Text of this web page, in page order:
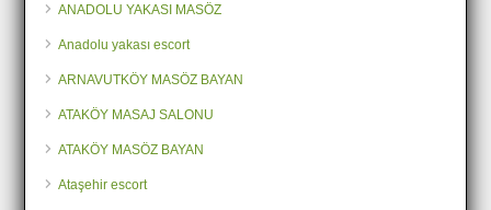
ANADOLU YAKASI MASÖZ
Anadolu yakası escort
ARNAVUTKÖY MASÖZ BAYAN
ATAKÖY MASAJ SALONU
ATAKÖY MASÖZ BAYAN
Ataşehir escort